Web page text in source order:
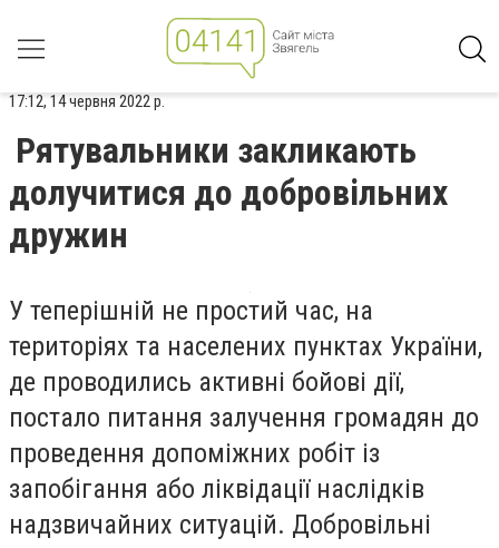
17:12, 14 червня 2022 р.
Рятувальники закликають
долучитися до добровільних
дружин
У теперішній не простий час, на
територіях та населених пунктах України,
де проводились активні бойові дії,
постало питання залучення громадян до
проведення допоміжних робіт із
запобігання або ліквідації наслідків
надзвичайних ситуацій. Добровільні